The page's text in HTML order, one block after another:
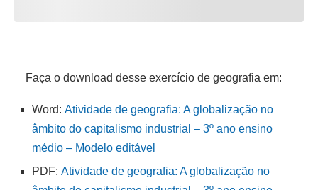
Faça o download desse exercício de geografia em:
Word: Atividade de geografia: A globalização no
âmbito do capitalismo industrial – 3º ano ensino
médio – Modelo editável
PDF: Atividade de geografia: A globalização no